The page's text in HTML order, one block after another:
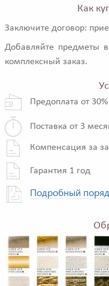
Как
Заключите договор:
Добавляйте предметы
комплексный заказ.
Предоплата от 30%
Поставка от 3
Компенсация за
Гарантия 1 год
Подробный